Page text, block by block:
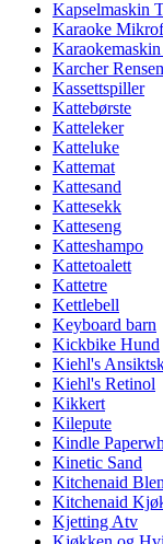
Kapselmaskin
Karaoke
Karcher
Kassettspiller
Kattebørste
Katteleker
Katteluke
Kattemat
Kattesand
Kattesekk
Katteseng
Katteshampo
Kattetoalett
Kattetre
Kettlebell
Keyboard barn
Kickbike Hund
Kiehl's
Kiehl's Retinol
Kikkert
Kilepute
Kindle
Kinetic Sand
Kitchenaid
Kitchenaid
Kjetting Atv